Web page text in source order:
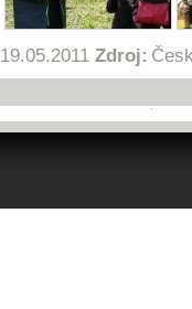
19.05.2011 Zdroj: